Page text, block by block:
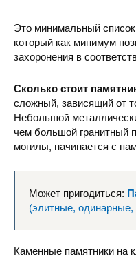
Это минимальный
который как минимум
захоронения в
Сколько стоит
сложный, зависящий от
Небольшой
чем большой гранитный
могилы, начинается с
Может пригодиться:
(элитные,
Каменные памятники на